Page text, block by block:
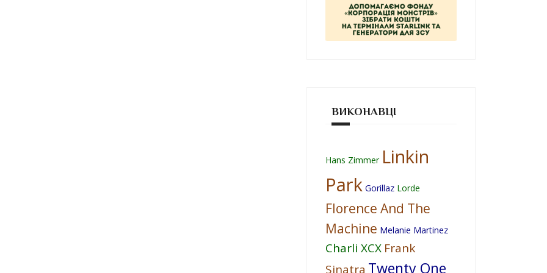
ВИКОНАВЦІ
Hans Zimmer Linkin
Park Gorillaz Lorde
Florence And The
Machine Melanie Martinez
Charli XCX Frank
Sinatra Twenty One